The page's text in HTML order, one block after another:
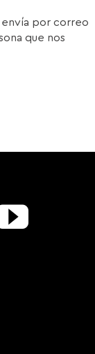
envía por correo
que nos